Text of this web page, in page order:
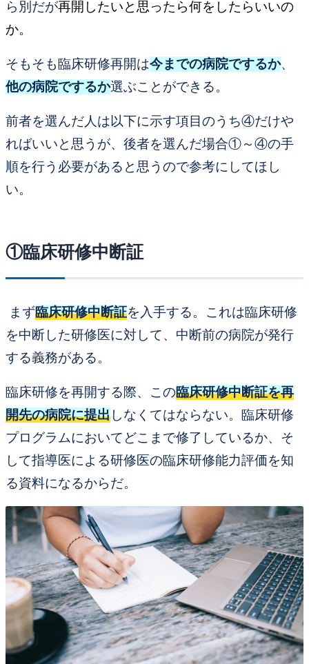
ら別だが再開したいと思ったら何をしたらいいの
か。
そもそも 臨床研修再開は今までの病院でするか、
他の病院でするか選ぶことができる。
前者を選んだ人は以下に示す項目のうち④だけや
ればいいと思うが、後者を選んだ場合①～④の手
順を行う必要があると思うので参考にしてほし
い。
①臨床研修中断証
まず臨床研修中断証を入手する。 これは臨床研修
を中断した研修医に対して、中断前の病院が発行
する義務がある。
臨床研修を再開する際、この臨床研修中断証を再
開先の病院に提出しなくてはならない。 臨床研修
プログラムにおいてどこまで修了しているか、そ
して指導医による研修医の臨床研修能力評価を知
る資料になるからだ。